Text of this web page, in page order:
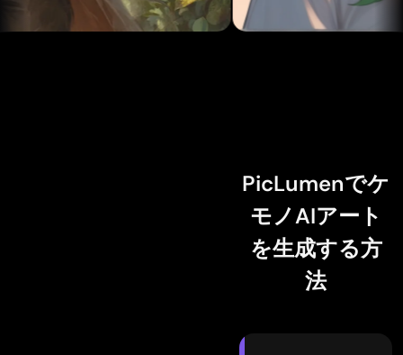
PicLumenでケ
モノAIアート
を生成する方
法